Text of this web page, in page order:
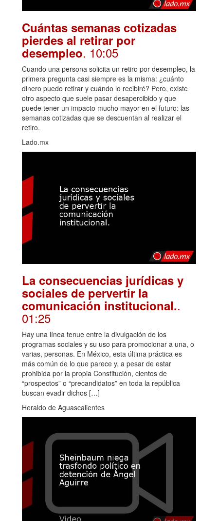
Cuántas semanas cotizadas
pierdes al retirar por
desempleo. 10:05
Cuando una persona solicita un retiro por desempleo, la
primera pregunta casi siempre es la misma: ¿cuánto
dinero puedo retirar y cuándo lo recibiré? Pero, existe
otro aspecto que suele pasar desapercibido y que
puede tener un impacto mucho mayor en el futuro: las
semanas cotizadas que se descuentan al realizar el
retiro.
Lado.mx
La consecuencias jurídicas y
sociales de pervertir la
comunicación institucional..
01:25
Hay una línea tenue entre la divulgación de los
programas sociales y su uso para promocionar a una, o
varias, personas. En México, esta última práctica es
más común de lo que parece y, a pesar de estar
prohibida por la propia Constitución, cientos de
“prospectos” o “precandidatos” en toda la república
buscan evadir dichos […]
Heraldo de Aguascalientes